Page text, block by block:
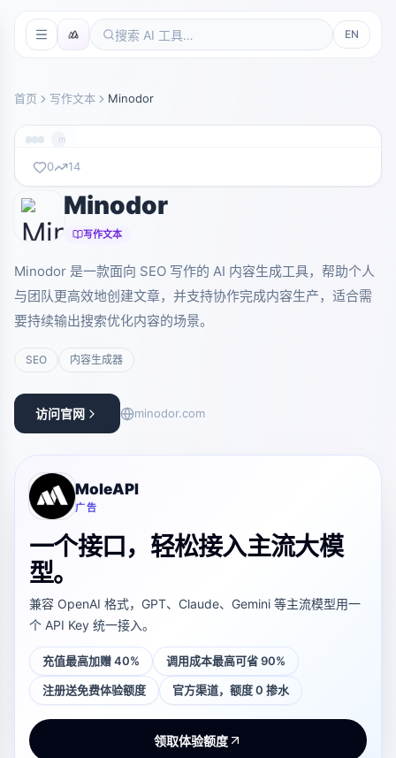
EN
首页 写作文本 Minodor
minodor.com
暂无截图
minodor.com
0 14
Minodor
写作文本
Minodor 是一款面向 SEO 写作的 AI 内容生成工具，帮助个人
与团队更高效地创建文章，并支持协作完成内容生产，适合需
要持续输出搜索优化内容的场景。
SEO 内容生成器
访问官网 minodor.com
MoleAPI
广告
一个接口，轻松接入主流大模
型。
兼容 OpenAI 格式，GPT、Claude、Gemini 等主流模型用一
个 API Key 统一接入。
充值最高加赠 40% 调用成本最高可省 90%
注册送免费体验额度 官方渠道，额度 0 掺水
领取体验额度